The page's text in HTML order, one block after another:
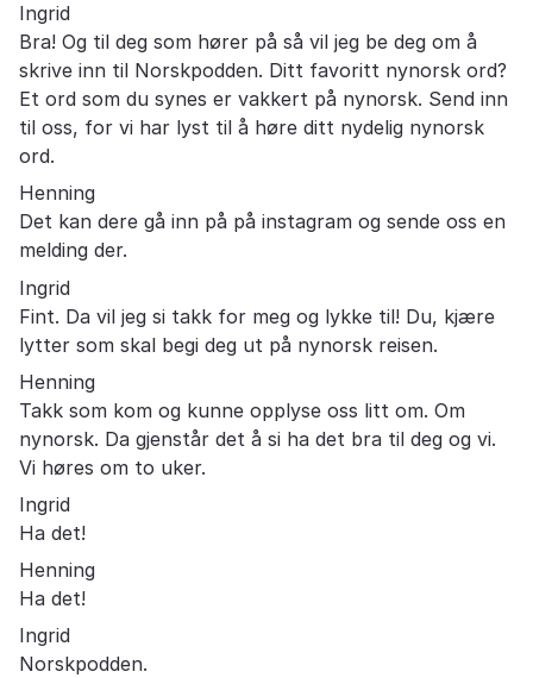
Ingrid
Bra! Og til deg som hører på så vil jeg be deg om å
skrive inn til Norskpodden. Ditt favoritt nynorsk ord?
Et ord som du synes er vakkert på nynorsk. Send inn
til oss, for vi har lyst til å høre ditt nydelig nynorsk
ord.
Henning
Det kan dere gå inn på på instagram og sende oss en
melding der.
Ingrid
Fint. Da vil jeg si takk for meg og lykke til! Du, kjære
lytter som skal begi deg ut på nynorsk reisen.
Henning
Takk som kom og kunne opplyse oss litt om. Om
nynorsk. Da gjenstår det å si ha det bra til deg og vi.
Vi høres om to uker.
Ingrid
Ha det!
Henning
Ha det!
Ingrid
Norskpodden.